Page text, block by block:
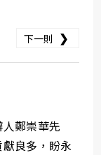
下一則 ❯
鄭崇華先
良多，盼永